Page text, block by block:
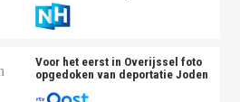
Voor het eerst in Overijssel foto
opgedoken van deportatie Joden